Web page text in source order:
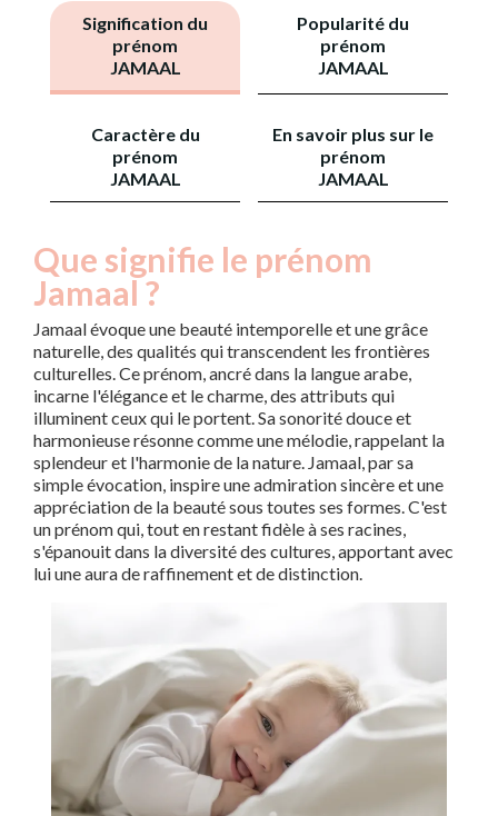
Signification du
prénom
JAMAAL
Popularité du
prénom
JAMAAL
Caractère du
prénom
JAMAAL
En savoir plus sur le
prénom
JAMAAL
Que signifie le prénom
Jamaal ?
Jamaal évoque une beauté intemporelle et une grâce
naturelle, des qualités qui transcendent les frontières
culturelles. Ce prénom, ancré dans la langue arabe,
incarne l'élégance et le charme, des attributs qui
illuminent ceux qui le portent. Sa sonorité douce et
harmonieuse résonne comme une mélodie, rappelant la
splendeur et l'harmonie de la nature. Jamaal, par sa
simple évocation, inspire une admiration sincère et une
appréciation de la beauté sous toutes ses formes. C'est
un prénom qui, tout en restant fidèle à ses racines,
s'épanouit dans la diversité des cultures, apportant avec
lui une aura de raffinement et de distinction.